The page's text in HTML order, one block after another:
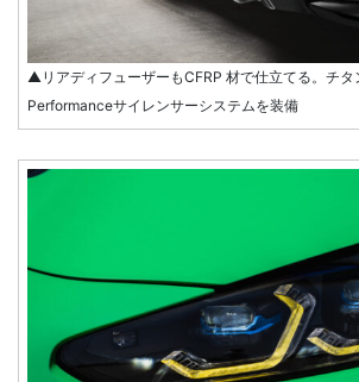
▲リアディフューザーもCFRP 材で仕立てる。チタ
Performanceサイレンサーシステムを装備